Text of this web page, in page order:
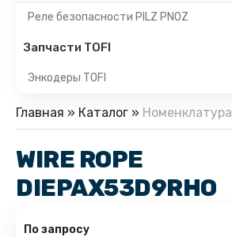
Реле безопасности PILZ PNOZ
Запчасти TOFI
Энкодеры TOFI
Главная » Каталог » Номенклатура
WIRE ROPE
DIEPAX53D9RHO
По запросу